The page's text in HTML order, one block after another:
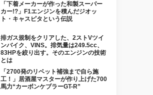
「下着メーカーが作った和製スーパー
カー!?」F1エンジンを積んだジオッ
ト・キャスピタという伝説
排ガス規制をクリアした、2ストVツイ
ンバイク、VINS。排気量は249.5cc、
83HPを絞り出す。そのエンジンの技術
とは
「2700発のリベット補強まで自ら施
工！」居酒屋マスターが作り上げた700
馬力“カーボンケブラーGT-R”